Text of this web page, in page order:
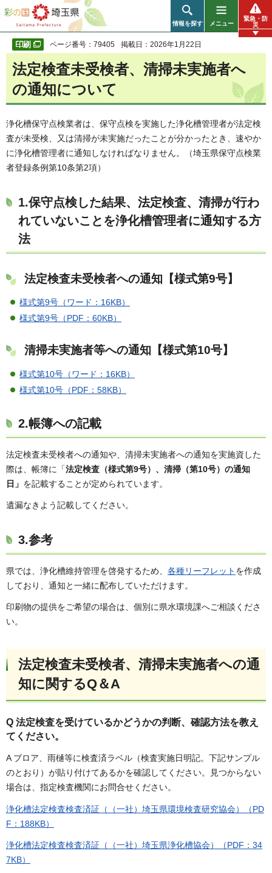
彩の国 埼玉県
情報を探す メニュー
緊急・防
災
ページ番号：79405 掲載日：2026年1月22日
法定検査未受検者、清掃未実施者へ
の通知について
浄化槽保守点検業者は、保守点検を実施した浄化槽管理者が法定検
査が未受検、又は清掃が未実施だったことが分かったとき、速やか
に浄化槽管理者に通知しなければなりません。（埼玉県保守点検業
者登録条例第10条第2項）
1.保守点検した結果、法定検査、清掃が行わ
れていないことを浄化槽管理者に通知する方
法
法定検査未受検者への通知【様式第9号】
様式第9号（ワード：16KB）
様式第9号（PDF：60KB）
清掃未実施者等への通知【様式第10号】
様式第10号（ワード：16KB）
様式第10号（PDF：58KB）
2.帳簿への記載
法定検査未受検者への通知や、清掃未実施者への通知を実施資した
際は、帳簿に「法定検査（様式第9号）、清掃（第10号）の通知
日」 を記載することが定められています。
遺漏なきよう記載してください。
3.参考
県では、浄化槽維持管理を啓発するため、 各種リーフレット を作成
しており、通知と一緒に配布していただけます。
印刷物の提供をご希望の場合は、個別に県水環境課へご相談くださ
い。
法定検査未受検者、清掃未実施者への通
知に関するQ＆A
Q 法定検査を受けているかどうかの判断、確認方法を教え
てください。
A ブロア、雨樋等に検査済ラベル（検査実施日明記。下記サンプル
のとおり）が貼り付けてあるかを確認してください。見つからない
場合は、指定検査機関にお問合せください。
浄化槽法定検査検査済証（（一社）埼玉県環境検査研究協会）（PD
F：188KB）
浄化槽法定検査検査済証（（一社）埼玉県浄化槽協会）（PDF：34
7KB）